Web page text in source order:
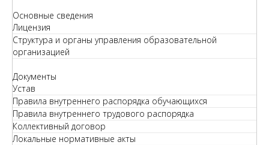
Основные сведения
Лицензия
Структура и органы управления образовательной
организацией
Документы
Устав
Правила внутреннего распорядка обучающихся
Правила внутреннего трудового распорядка
Коллективный договор
Локальные нормативные акты